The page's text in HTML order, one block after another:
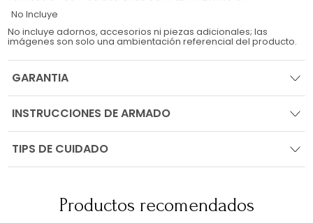
No Incluye
No incluye adornos, accesorios ni piezas adicionales; las
imágenes son solo una ambientación referencial del producto.
GARANTIA
INSTRUCCIONES DE ARMADO
TIPS DE CUIDADO
Productos recomendados